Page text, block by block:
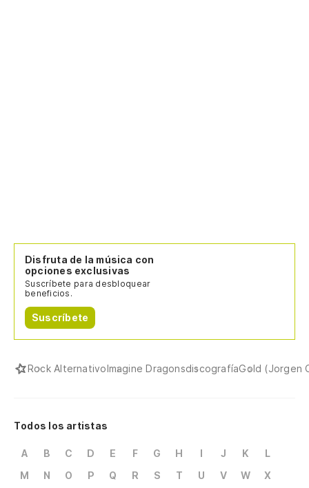
Disfruta de la música con
opciones exclusivas
Suscríbete para desbloquear
beneficios.
Suscríbete
Rock AlternativoImagine DragonsdiscografíaGold (Jorgen
Todos los artistas
A B C D E F G H I J K
L
M
N O P Q R S T U V W
X